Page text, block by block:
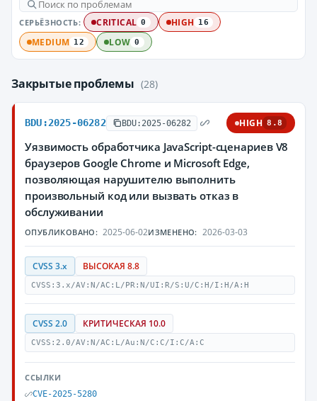
СЕРЬЁЗНОСТЬ: CRITICAL 0 HIGH 16
MEDIUM 12 LOW 0
Закрытые проблемы (28)
BDU:2025-06282 BDU:2025-06282 HIGH 8.8
Уязвимость обработчика JavaScript-сценариев V8
браузеров Google Chrome и Microsoft Edge,
позволяющая нарушителю выполнить
произвольный код или вызвать отказ в
обслуживании
ОПУБЛИКОВАНО: 2025-06-02ИЗМЕНЕНО: 2026-03-03
CVSS 3.x ВЫСОКАЯ 8.8
CVSS:3.x/AV:N/AC:L/PR:N/UI:R/S:U/C:H/I:H/A:H
CVSS 2.0 КРИТИЧЕСКАЯ 10.0
CVSS:2.0/AV:N/AC:L/Au:N/C:C/I:C/A:C
ССЫЛКИ
CVE-2025-5280